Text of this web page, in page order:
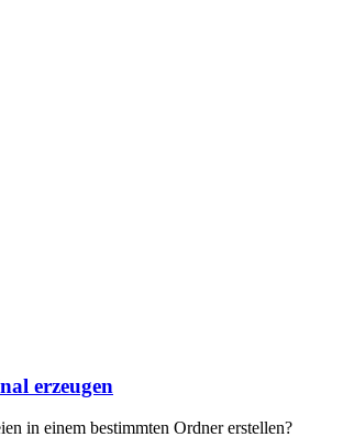
erzeugen
in einem bestimmten Ordner erstellen?